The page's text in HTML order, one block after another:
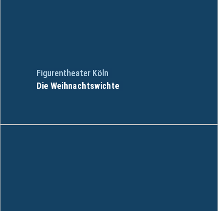
Figurentheater Köln
Die Weihnachtswichte